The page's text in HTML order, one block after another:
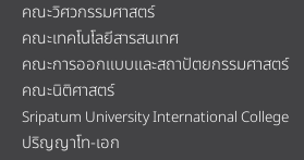
คณะวิศวกรรมศาสตร์
คณะเทคโนโลยีสารสนเทศ
คณะการออกแบบและสถาปัตยกรรมศาสตร์
คณะนิติศาสตร์
Sripatum University International College
ปริญญาโท-เอก